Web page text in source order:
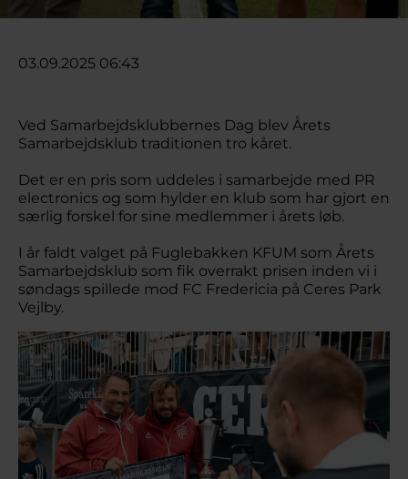
03.09.2025 06:43
Ved Samarbejdsklubbernes Dag blev Årets
Samarbejdsklub traditionen tro kåret.
Det er en pris som uddeles i samarbejde med PR
electronics og som hylder en klub som har gjort en
særlig forskel for sine medlemmer i årets løb.
I år faldt valget på Fuglebakken KFUM som Årets
Samarbejdsklub som fik overrakt prisen inden vi i
søndags spillede mod FC Fredericia på Ceres Park
Vejlby.